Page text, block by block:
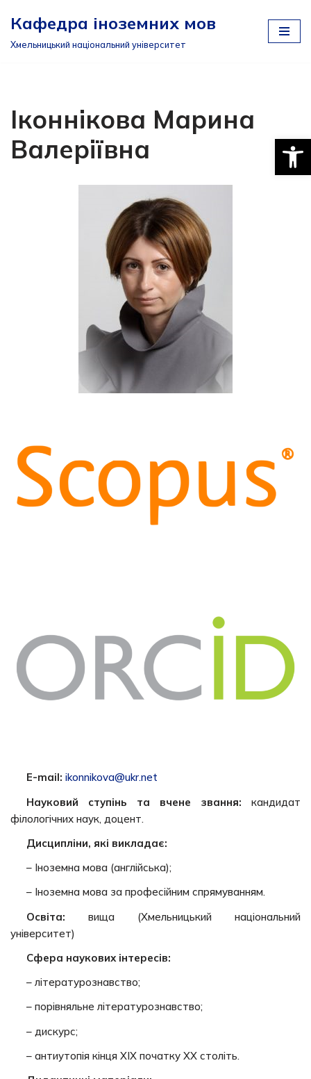
Перейти
Кафедра іноземних мов
Хмельницький національний університет
Іконнікова Марина
Валеріївна
E-mail: ikonnikova@ukr.net
Науковий ступінь та вчене звання: кандидат
філологічних наук, доцент.
Дисципліни, які викладає:
– Іноземна мова (англійська);
– Іноземна мова за професійним спрямуванням.
Освіта: вища (Хмельницький національний
університет)
Сфера наукових інтересів:
– літературознавство;
– порівняльне літературознавство;
– дискурс;
– антиутопія кінця ХІХ початку ХХ століть.